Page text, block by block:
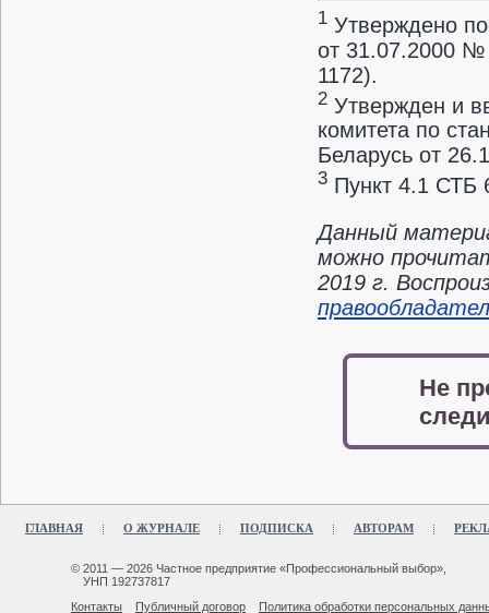
1 Утверждено
от 31.07.2000
1172).
2 Утвержден и
комитета по
Беларусь от
3 Пункт 4.1 СТБ
Данный
можно
2019 г.
Не
ГЛАВНАЯ О ЖУРНАЛЕ ПОДПИСКА АВТОРАМ
© 2011 — 2026 Частное предприятие «Профессиональный выбор»,
УНП 192737817
Контакты
Публичный договор Политика обработки персональных